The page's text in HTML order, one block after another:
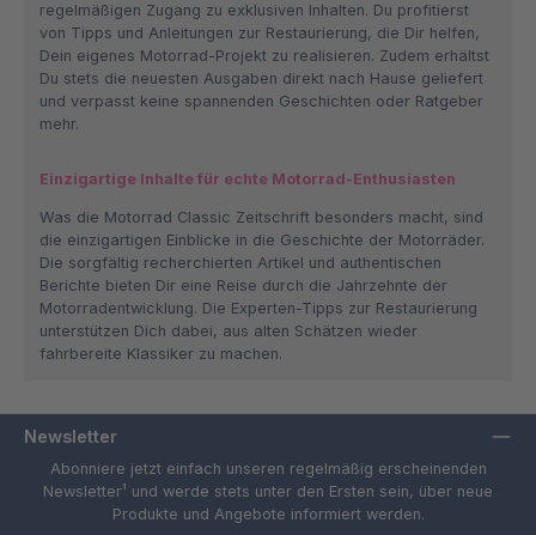
regelmäßigen Zugang zu exklusiven Inhalten. Du profitierst
von Tipps und Anleitungen zur Restaurierung, die Dir helfen,
Dein eigenes Motorrad-Projekt zu realisieren. Zudem erhältst
Du stets die neuesten Ausgaben direkt nach Hause geliefert
und verpasst keine spannenden Geschichten oder Ratgeber
mehr.
Einzigartige Inhalte für echte Motorrad-Enthusiasten
Was die Motorrad Classic Zeitschrift besonders macht, sind
die einzigartigen Einblicke in die Geschichte der Motorräder.
Die sorgfältig recherchierten Artikel und authentischen
Berichte bieten Dir eine Reise durch die Jahrzehnte der
Motorradentwicklung. Die Experten-Tipps zur Restaurierung
unterstützen Dich dabei, aus alten Schätzen wieder
fahrbereite Klassiker zu machen.
Newsletter
Abonniere jetzt einfach unseren regelmäßig erscheinenden
Newsletter¹ und werde stets unter den Ersten sein, über neue
Produkte und Angebote informiert werden.